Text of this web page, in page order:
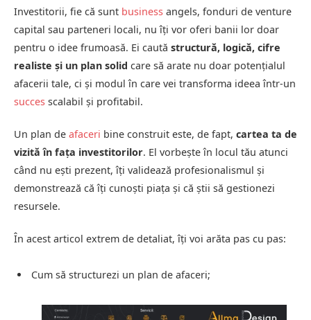
Investitorii, fie că sunt business angels, fonduri de venture
capital sau parteneri locali, nu îți vor oferi banii lor doar
pentru o idee frumoasă. Ei caută structură, logică, cifre
realiste și un plan solid care să arate nu doar potențialul
afacerii tale, ci și modul în care vei transforma ideea într-un
succes scalabil și profitabil.
Un plan de afaceri bine construit este, de fapt, cartea ta de
vizită în fața investitorilor. El vorbește în locul tău atunci
când nu ești prezent, îți validează profesionalismul și
demonstrează că îți cunoști piața și că știi să gestionezi
resursele.
În acest articol extrem de detaliat, îți voi arăta pas cu pas:
Cum să structurezi un plan de afaceri;